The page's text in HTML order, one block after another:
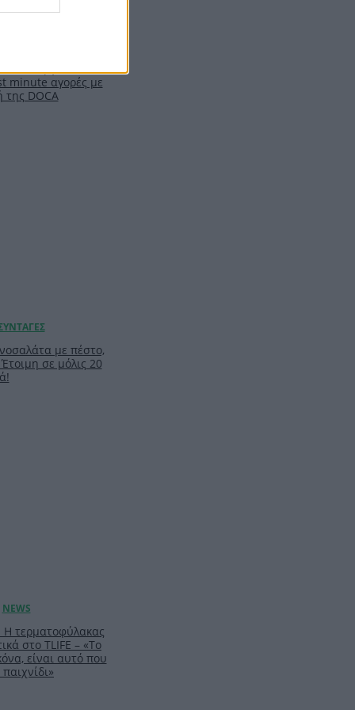
θα σε βγάλει
minute αγορές με
DOCA
με πέστο,
σε μόλις 20
τερματοφύλακας
στο TLIFE – «Το
είναι αυτό που